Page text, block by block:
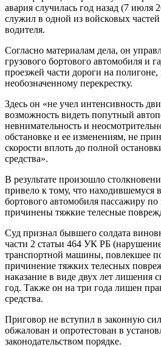
авария случилась год назад (7 июля
служил в одной из войсковых
водителя.
Согласно материалам дела, он
грузового бортового автомобиля и
проезжей части дороги на
необозначенному перекрестку.
Здесь он «не учел интенсивность
возможность видеть попутный
невнимательность и
обстановке и ее изменениям, не
скорости вплоть до полной
средства».
В результате произошло
привело к тому, что находившемуся
бортового автомобиля пассажиру
причинены тяжкие телесные
Суд признал бывшего солдата
части 2 статьи 464 УК РБ
транспортной машины, повлекшее
причинение тяжких телесных
наказание в виде двух лет лишения
год. Также он на три года лишен
средства.
Приговор не вступил в законную
обжалован и опротестован в
законодательством порядке.